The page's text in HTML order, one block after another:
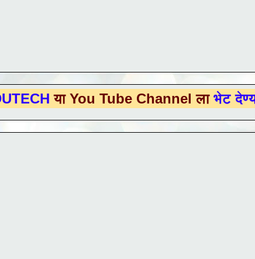
You Tube Channel लाभेट देण्यासाठी येथे